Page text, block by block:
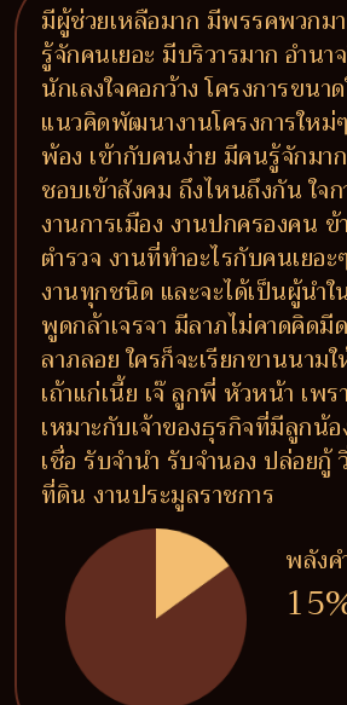
มีผู้ช่วยเหลือมาก มีพรรคพวกม
รู้จักคนเยอะ มีบริวารมาก อำน
นักเลงใจคอกว้าง โครงการขน
แนวคิดพัฒนางานโครงการใหม่
พ้อง เข้ากับคนง่าย มีคนรู้จักมา
ชอบเข้าสังคม ถึงไหนถึงกัน ใจ
งานการเมือง งานปกครองคน ข้
ตำรวจ งานที่ทำอะไรกับคนเยอ
งานทุกชนิด และจะได้เป็นผู้นำใ
พูดกล้าเจรจา มีลาภไม่คาดคิดมี
ลาภลอย ใครก็จะเรียกขานนามใ
เถ้าแก่เนี้ย เจ๊ ลูกพี่ หัวหน้า เพ
เหมาะกับเจ้าของธุรกิจที่มีลูกน้
เชื่อ รับจำนำ รับจำนอง ปล่อยกู้
ที่ดิน งานประมูลราชการ
พลัง